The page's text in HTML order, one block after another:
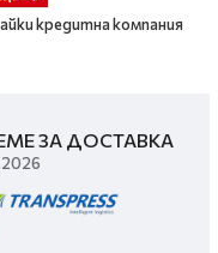
кредитна компания
ЗА ДОСТАВКА